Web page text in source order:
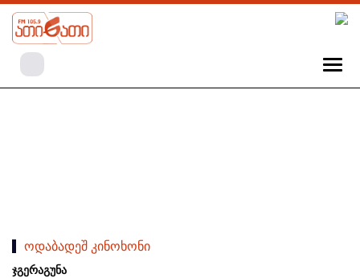
ოდაბადეშ კინოხონი
ჯგერაგუნა